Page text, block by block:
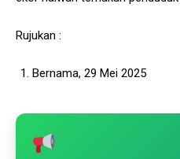
Rujukan :
Bernama, 29 Mei 2025